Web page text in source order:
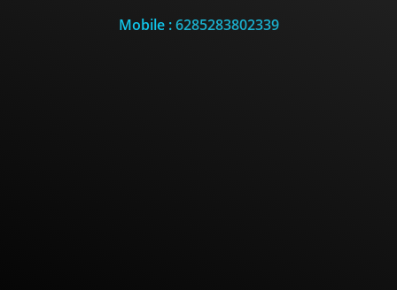
Mobile :6285283802339